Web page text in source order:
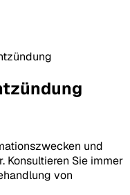
und
Konsultieren Sie immer
von